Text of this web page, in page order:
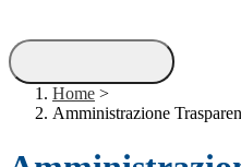
Home >
Amministrazione